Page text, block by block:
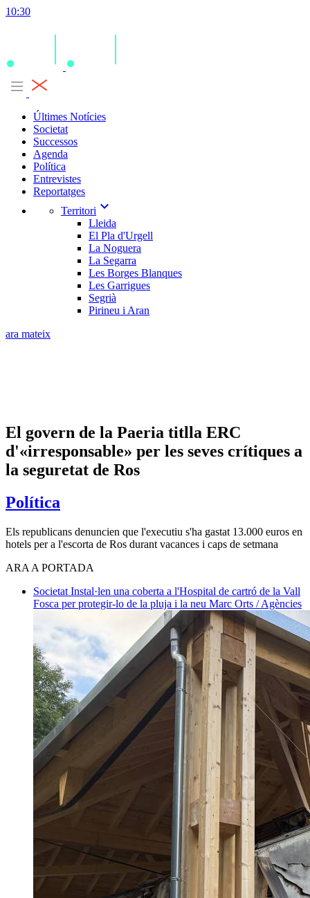
10:30
Últimes Notícies
Societat
Successos
Agenda
Política
Entrevistes
Reportatges
Territori expand_more
Lleida
El Pla d'Urgell
La Noguera
La Segarra
Les Borges Blanques
Les Garrigues
Segrià
Pirineu i Aran
ara mateix
El govern de la Paeria titlla ERC
d'«irresponsable» per les seves crítiques a
la seguretat de Ros
Política
Els republicans denuncien que l'executiu s'ha gastat 13.000 euros en
hotels per a l'escorta de Ros durant vacances i caps de setmana
ARA A PORTADA
Societat Instal·len una coberta a l'Hospital de cartró de la Vall
Fosca per protegir-lo de la pluja i la neu Marc Orts / Agències